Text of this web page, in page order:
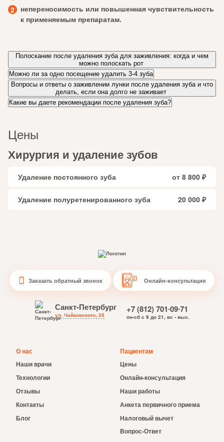
непереносимость или повышенная чувствительность
к применяемым препаратам.
Полоскание после удаления зуба для заживления: когда и чем
можно полоскать рот
Можно ли за одно посещение удалить 3-4 зуба
Вопросы и ответы о заживлении лунки после удаления зуба и что
делать, если она долго не заживает
Какие вы даете рекомендации после удаления зуба?
Цены
Хирургия и удаление зубов
Удаление постоянного зуба от 8 800 ₽
Удаление полуретенированного зуба 20 000 ₽
Санкт-Петербург
ул. Чайковского, 25
+7 (812) 701∙09∙71
пн-сб с 9 до 21, вс - вых.
Заказать обратный звонок Онлайн-консультация
О нас
Наши врачи
Технологии
Отзывы
Контакты
Блог
Пациентам
Цены
Онлайн-консультация
Наши работы
Анкета первичного приема
Налоговый вычет
Вопрос-Ответ